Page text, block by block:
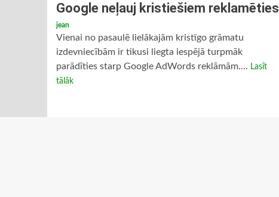
Google neļauj kristiešiem reklamēties
jean
Vienai no pasaulē lielākajām kristīgo grāmatu
izdevniecībām ir tikusi liegta iespējā turpmāk
parādīties starp Google AdWords reklāmām.... Lasīt
tālāk